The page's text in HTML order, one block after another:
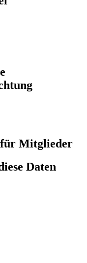
für Mitglieder
Daten